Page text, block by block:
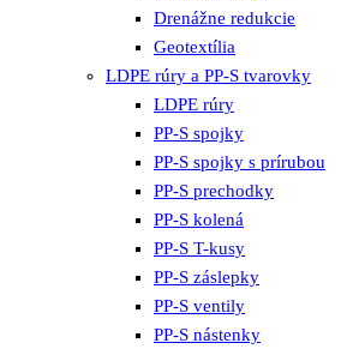
Drenážne redukcie
Geotextília
LDPE rúry a PP-S tvarovky
LDPE rúry
PP-S spojky
PP-S spojky s prírubou
PP-S prechodky
PP-S kolená
PP-S T-kusy
PP-S záslepky
PP-S ventily
PP-S nástenky